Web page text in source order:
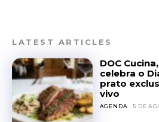
LATEST ARTICLES
DOC
celebra o
prato
vivo
AGENDA 5 DE